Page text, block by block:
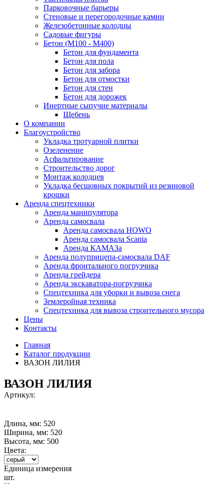
Парковочные барьеры
Стеновые и перегородочные камни
Железобетонные колодцы
Садовые фигуры
Бетон (М100 - М400)
Бетон для фундамента
Бетон для пола
Бетон для забора
Бетон для отмостки
Бетон для стен
Бетон для дорожек
Инертные сыпучие материалы
Щебень
О компании
Благоустройство
Укладка тротуарной плитки
Озеленение
Асфальтирование
Строительство дорог
Монтаж колодцев
Укладка бесшовных покрытий из резиновой
крошки
Аренда спецтехники
Аренда манипулятора
Аренда самосвала
Аренда самосвала HOWO
Аренда самосвала Scania
Аренда КАМАЗа
Аренда полуприцепа-самосвала DAF
Аренда фронтального погрузчика
Аренда грейдера
Аренда экскаватора-погрузчика
Спецтехника для уборки и вывоза снега
Землеройная техника
Спецтехника для вывоза строительного мусора
Цены
Контакты
Главная
Каталог продукции
ВАЗОН ЛИЛИЯ
ВАЗОН ЛИЛИЯ
Артикул:
Длина, мм: 520
Ширина, мм: 520
Высота, мм: 500
Цвета:
Единица измерения
шт.